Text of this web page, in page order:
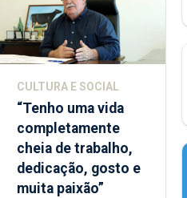
CULTURA E SOCIAL
“Tenho uma vida
completamente
cheia de trabalho,
dedicação, gosto e
muita paixão”